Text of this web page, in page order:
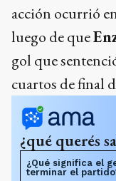
acción ocurrió
luego de que
gol que
cuartos de final
¿qué querés
¿Qué significa el
terminar el